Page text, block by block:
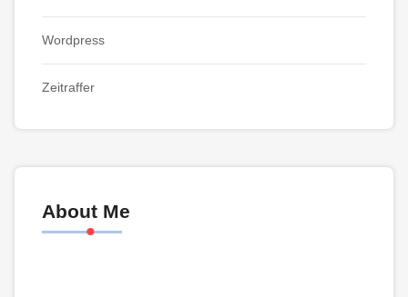
Wordpress
Zeitraffer
About Me